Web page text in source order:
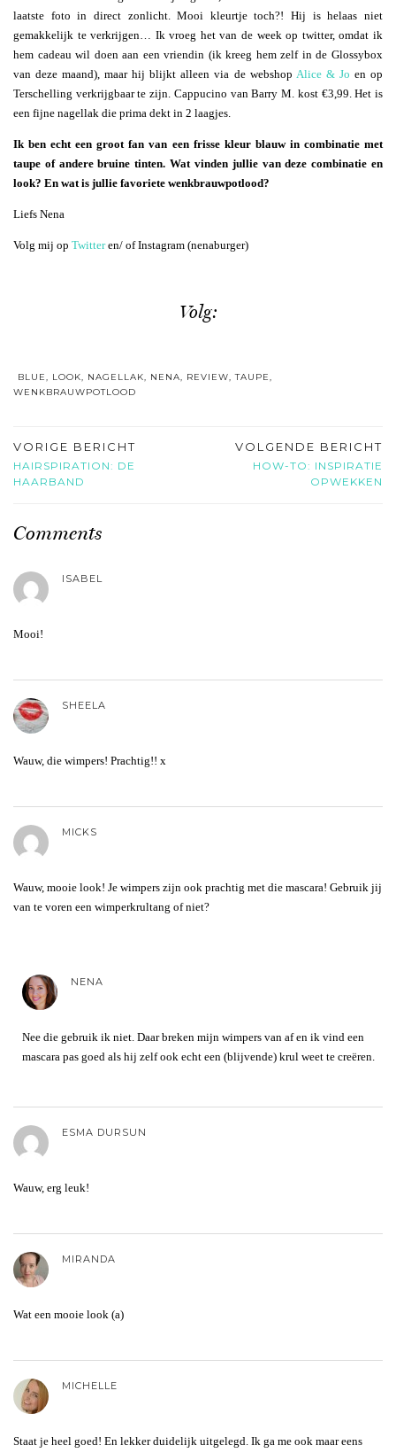
laatste foto in direct zonlicht. Mooi kleurtje toch?! Hij is helaas niet
gemakkelijk te verkrijgen… Ik vroeg het van de week op twitter, omdat ik
hem cadeau wil doen aan een vriendin (ik kreeg hem zelf in de Glossybox
van deze maand), maar hij blijkt alleen via de webshop Alice & Jo en op
Terschelling verkrijgbaar te zijn. Cappucino van Barry M. kost €3,99. Het is
een fijne nagellak die prima dekt in 2 laagjes.
Ik ben echt een groot fan van een frisse kleur blauw in combinatie met
taupe of andere bruine tinten. Wat vinden jullie van deze combinatie en
look? En wat is jullie favoriete wenkbrauwpotlood?
Liefs Nena
Volg mij op Twitteren/ of Instagram (nenaburger)
Volg:
BLUE, LOOK, NAGELLAK, NENA, REVIEW,TAUPE,
WENKBRAUWPOTLOOD
VORIGE BERICHT
HAIRSPIRATION: DE
HAARBAND
VOLGENDE BERICHT
HOW-TO: INSPIRATIE
OPWEKKEN
Comments
ISABEL
Mooi!
SHEELA
Wauw, die wimpers! Prachtig!! x
MICKS
Wauw, mooie look! Je wimpers zijn ook prachtig met die mascara! Gebruik jij
van te voren een wimperkrultang of niet?
NENA
Nee die gebruik ik niet. Daar breken mijn wimpers van af en ik vind een
mascara pas goed als hij zelf ook echt een (blijvende) krul weet te creëren.
ESMA DURSUN
Wauw, erg leuk!
MIRANDA
Wat een mooie look (a)
MICHELLE
Staat je heel goed! En lekker duidelijk uitgelegd. Ik ga me ook maar eens